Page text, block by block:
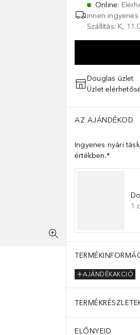
Online:
innen ingyenes
Szállítás: K,
Douglas üzlet
Üzlet
AZ AJÁNDÉKOD
Ingyenes nyári
értékben.*
1
AJÁNDÉKAKCIÓ
ELŐNYEID